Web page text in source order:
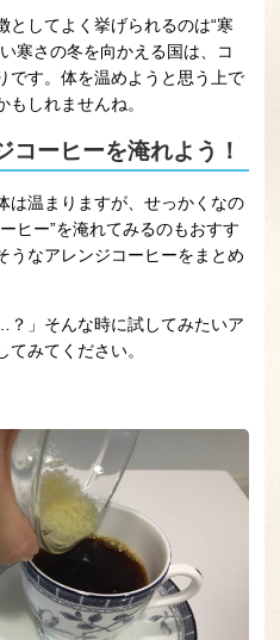
としてよく挙げられるのは“寒
寒さの冬を向かえる国は、コ
です。体を温めようと思う上で
しれませんね。
コーヒーを淹れよう！
は温まりますが、せっかくなの
ヒー”を淹れてみるのもおすす
うなアレンジコーヒーをまとめ
？」そんな時に試してみたいア
みてください。